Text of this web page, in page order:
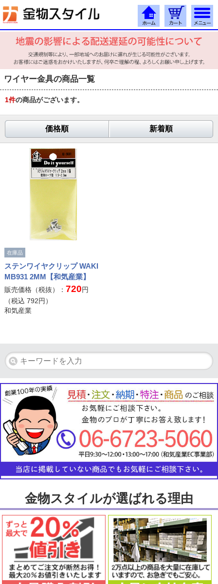
ワイヤー金具の商品一覧
1件の商品がございます。
価格順 新着順
在庫品
ステンワイヤクリップ WAKI
MB931 2MM【和気産業】
販売価格（税抜）： 720円
（税込 792円）
和気産業
金物スタイルが選ばれる理由